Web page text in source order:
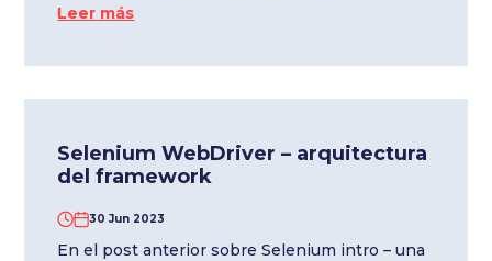
Leer más
Selenium WebDriver – arquitectura
del framework
30 Jun 2023
En el post anterior sobre Selenium intro – una